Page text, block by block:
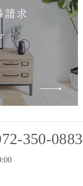
350-0883